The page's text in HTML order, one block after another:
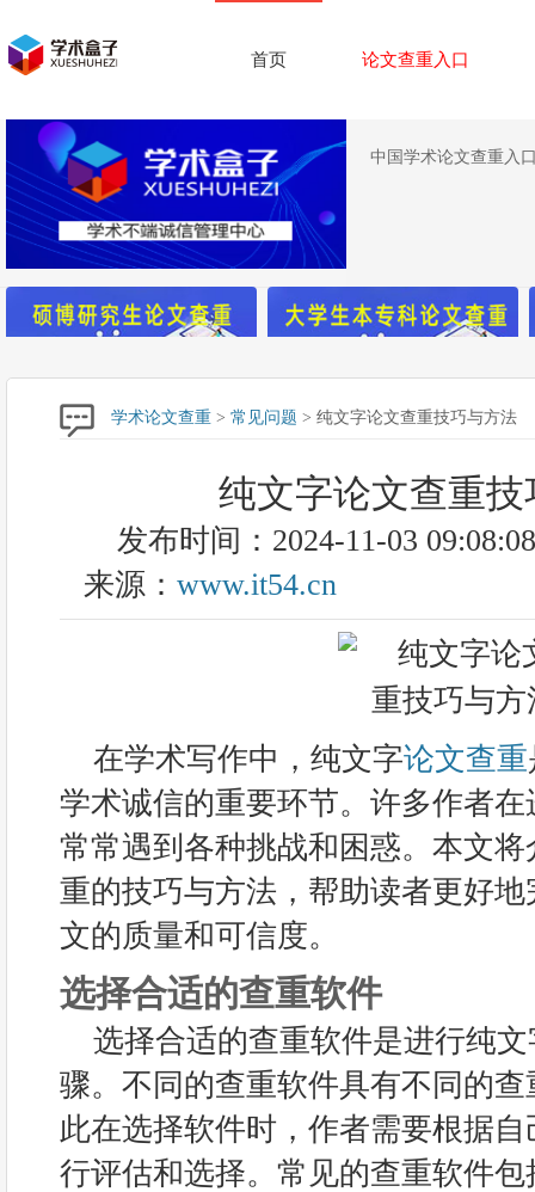
首页 论文查重入口
中国学术论文查重入
学术论文查重 > 常见问题 > 纯文字论文查重技巧与方法
纯文字论文查重
发布时间：2024-11-03 09:08:08
来源： www.it54.cn
在学术写作中，纯文字论文查重
学术诚信的重要环节。许多作者
常常遇到各种挑战和困惑。本文
重的技巧与方法，帮助读者更好
文的质量和可信度。
选择合适的查重软件
选择合适的查重软件是进行纯
骤。不同的查重软件具有不同的
此在选择软件时，作者需要根据
行评估和选择。常见的查重软件包